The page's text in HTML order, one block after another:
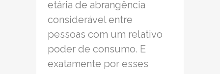
etária de abrangência
considerável entre
pessoas com um relativo
poder de consumo. E
exatamente por esses